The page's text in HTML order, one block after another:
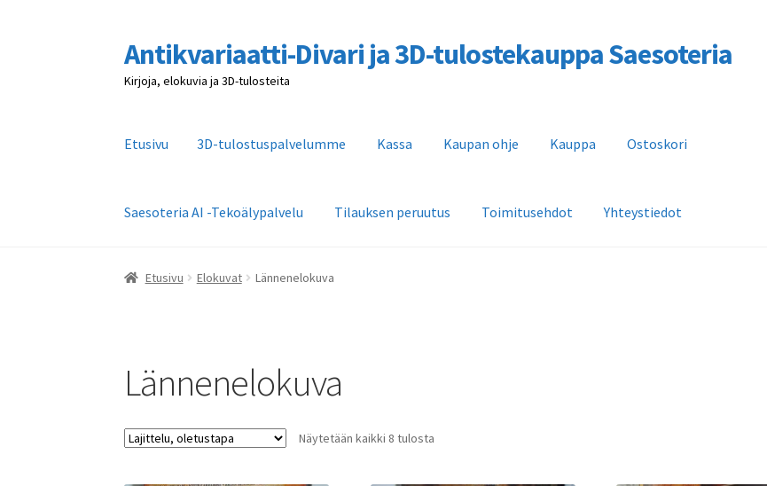
Siirry
navigointiin
Siirry
sisältöön
Antikvariaatti-Divari ja 3D-tulostekauppa Saesoteria
Kirjoja, elokuvia ja 3D-tulosteita
Etusivu 3D-tulostuspalvelumme Kassa Kaupan ohje Kauppa Ostoskori
Saesoteria AI -Tekoälypalvelu Tilauksen peruutus Toimitusehdot Yhteystiedot
Etusivu 3D-tulostuspalvelumme
Etusivu Elokuvat Lännenelokuva
Lännenelokuva
Näytetään kaikki 8 tulosta